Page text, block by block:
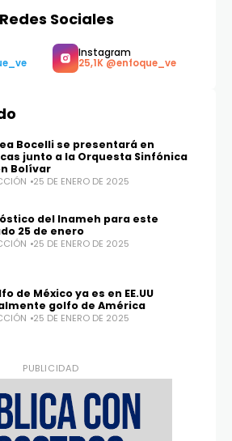
Sociales
Instagram
25,1K
Bocelli se presentará en
junto a la Orquesta Sinfónica
Bolívar
25 DE ENERO DE 2025
del Inameh para este
25 de enero
25 DE ENERO DE 2025
de México ya es en EE.UU
golfo de América
25 DE ENERO DE 2025
PUBLICIDAD